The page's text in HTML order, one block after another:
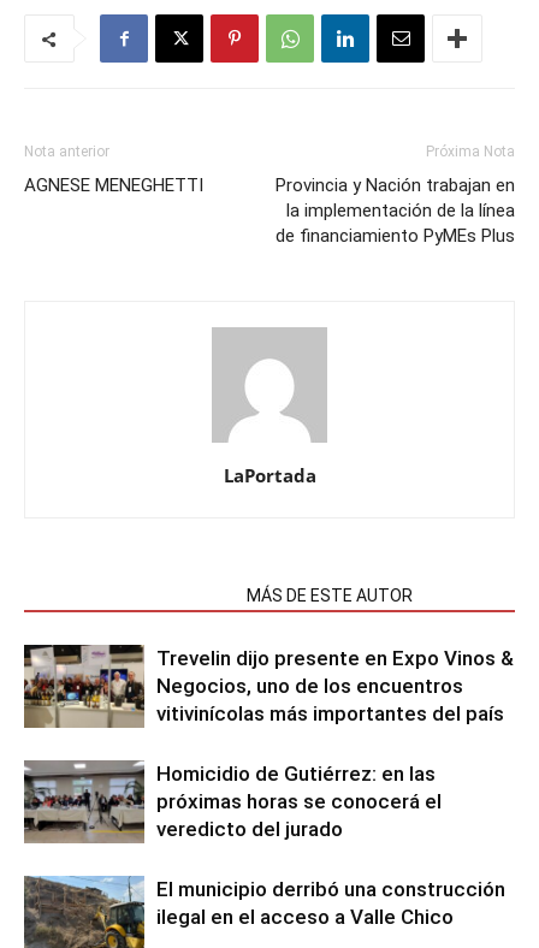
Nota anterior
AGNESE MENEGHETTI
Próxima Nota
Provincia y Nación trabajan en
la implementación de la línea
de financiamiento PyMEs Plus
LaPortada
MÁS DE ESTE AUTOR
Trevelin dijo presente en Expo Vinos &
Negocios, uno de los encuentros
vitivinícolas más importantes del país
Homicidio de Gutiérrez: en las
próximas horas se conocerá el
veredicto del jurado
El municipio derribó una construcción
ilegal en el acceso a Valle Chico